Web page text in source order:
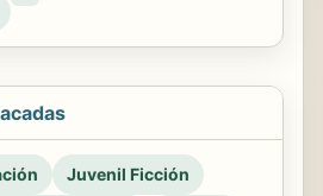
Juvenil Ficción